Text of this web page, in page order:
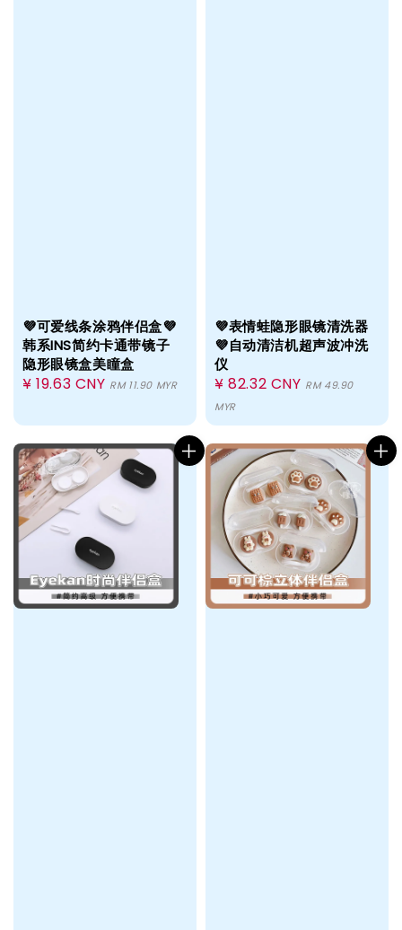
💜可爱线条涂鸦伴侣盒💜
韩系INS简约卡通带镜子
隐形眼镜盒美瞳盒
Regular
¥ 19.63 CNY RM 11.90 MYR
💜表情蛙隐形眼镜清洗器
💜自动清洁机超声波冲洗
仪
Regular
price
¥ 82.32 CNY RM 49.90
MYR